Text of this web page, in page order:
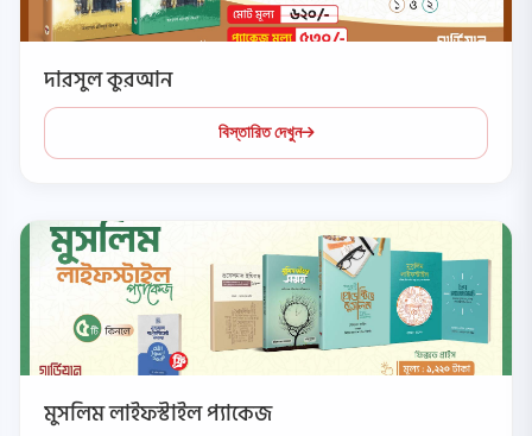
দারসুল কুরআন
বিস্তারিত দেখুন
মুসলিম লাইফস্টাইল প্যাকেজ